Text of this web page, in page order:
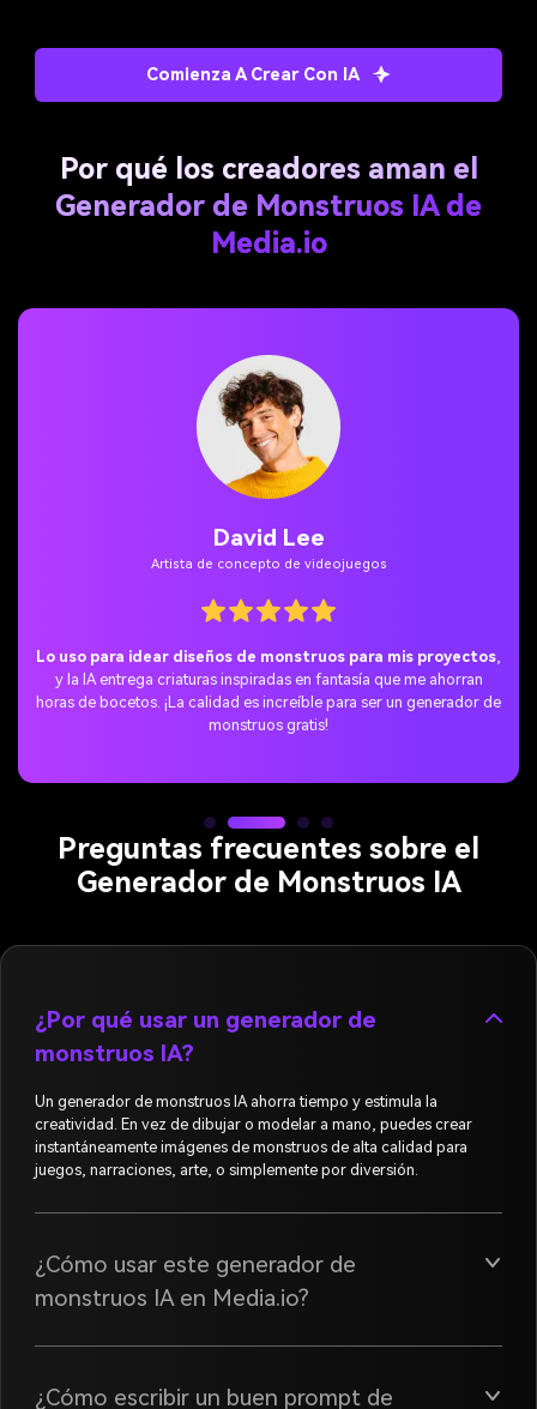
Comienza A Crear Con IA
Por qué los creadores aman el
Generador de Monstruos IA de
Media.io
Sophia Ramirez
Cosplayer y creadora de contenido
Esta herramienta es perfecta para mis publicaciones en
redes sociales.Convertí un retrato sencillo en una terrorífica
reina vampiro ¡y se convirtió en una de mis imágenes de
monstruos más compartidas!
Preguntas frecuentes sobre el
Generador de Monstruos IA
¿Por qué usar un generador de
monstruos IA?
Un generador de monstruos IA ahorra tiempo y estimula la
creatividad. En vez de dibujar o modelar a mano, puedes crear
instantáneamente imágenes de monstruos de alta calidad para
juegos, narraciones, arte, o simplemente por diversión.
¿Cómo usar este generador de
monstruos IA en Media.io?
¿Cómo escribir un buen prompt de